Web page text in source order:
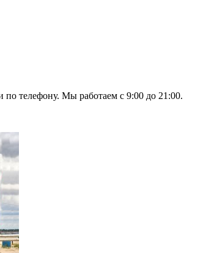
по телефону. Мы работаем с 9:00 до 21:00.